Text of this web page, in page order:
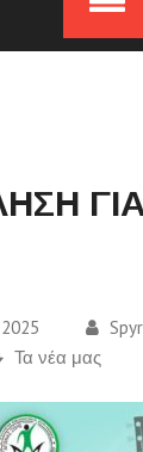
Τα νέα μας